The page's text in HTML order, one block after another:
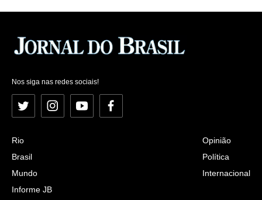
Nos siga nas redes sociais!
Twitter InstagramYouTubeFacebook
Rio
Brasil
Mundo
Informe JB
Opinião
Política
Internacional